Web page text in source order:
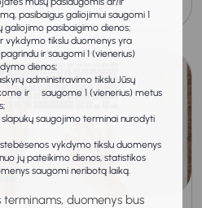
pasibaigus galiojimui saugomi 1
galiojimo pasibaigimo dienos;
vykdymo tikslu duomenys yra
ir saugomi 1 (vienerius)
dienos;
administravimo tikslu Jūsų
ir saugome 1 (vienerius) metus
saugojimo terminai nurodyti
vykdymo tikslu duomenys
jų pateikimo dienos, statistikos
saugomi neribotą laiką.
terminams, duomenys bus